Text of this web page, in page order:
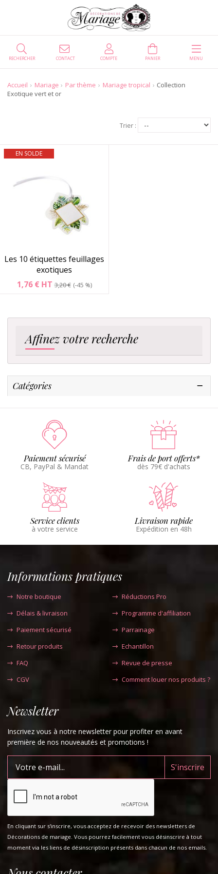
CONTACT
RECHERCHER COMPTE PANIER MENU
Affinez votre recherche
Catégories
Accueil Mariage Par thème Mariage tropical
Collection
Exotique vert et or
Trier :
EN SOLDE
Les 10 étiquettes feuillages
exotiques
1,76 € HT3,20 € -45 %
Paiement sécurisé
CB, PayPal & Mandat
Frais de port offerts*
dès 79€ d'achats
Service clients
à votre service
Livraison rapide
Expédition en 48h
Informations pratiques
Notre boutique
Délais & livraison
Paiement sécurisé
Retour produits
FAQ
CGV
Réductions Pro
Programme d'affiliation
Parrainage
Echantillon
Revue de presse
Comment louer nos produits ?
Newsletter
Inscrivez vous à notre newsletter pour profiter en avant
première de nos nouveautés et promotions !
En cliquant sur s'inscrire, vous acceptez de recevoir des newsletters de
Décorations de mariage. Vous pourrez facilement vous désinscrire à tout
moment via les liens de désinscription présents dans chacun de nos emails.